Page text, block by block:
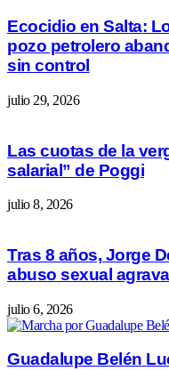
Ecocidio en Salta:
pozo petrolero
sin control
julio 29, 2026
Las cuotas de la
salarial” de Poggi
julio 8, 2026
Tras 8 años, Jorge
abuso sexual
julio 6, 2026
Guadalupe Belén